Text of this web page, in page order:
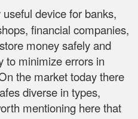
useful device for banks,
financial companies,
money safely and
to minimize errors in
the market today there
diverse in types,
mentioning here that